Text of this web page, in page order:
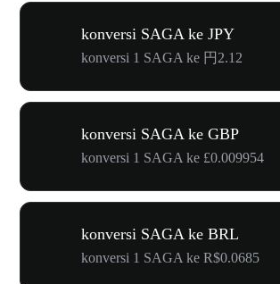
konversi SAGA ke JPY
konversi 1 SAGA ke 円2.12
konversi SAGA ke GBP
konversi 1 SAGA ke £0.009954
konversi SAGA ke BRL
konversi 1 SAGA ke R$0.0685